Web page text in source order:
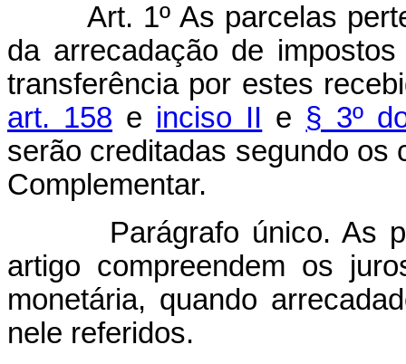
Art. 1º As parcelas
da arrecadação de
transferência por estes
art. 158 e inciso II e § 3º
serão creditadas segundo os
Complementar.
Parágrafo único. As
artigo compreendem os
monetária, quando
nele referidos.